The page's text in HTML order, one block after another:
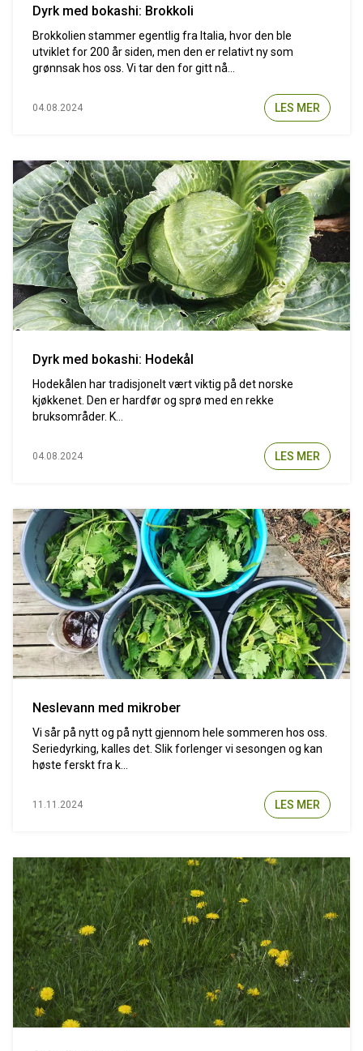
Dyrk med bokashi: Brokkoli
Brokkolien stammer egentlig fra Italia, hvor den ble
utviklet for 200 år siden, men den er relativt ny som
grønnsak hos oss. Vi tar den for gitt nå...
04.08.2024 LES MER
Dyrk med bokashi: Hodekål
Hodekålen har tradisjonelt vært viktig på det norske
kjøkkenet. Den er hardfør og sprø med en rekke
bruksområder. K...
04.08.2024 LES MER
Neslevann med mikrober
Vi sår på nytt og på nytt gjennom hele sommeren hos oss.
Seriedyrking, kalles det. Slik forlenger vi sesongen og kan
høste ferskt fra k...
11.11.2024 LES MER